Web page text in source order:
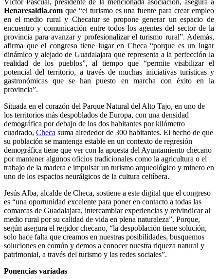
Henaresaldia.com que “el turismo es una fuente para crear empleo
en el medio rural y Checatur se propone generar un espacio de
encuentro y comunicación entre todos los agentes del sector de la
provincia para avanzar y profesionalizar el turismo rural”. Además,
afirma que el congreso tiene lugar en Checa “porque es un lugar
dinámico y alejado de Guadalajara que representa a la perfección la
realidad de los pueblos”, al tiempo que “permite visibilizar el
potencial del territorio, a través de muchas iniciativas turísticas y
gastronómicas que se han puesto en marcha con éxito en la
provincia”.
Situada en el corazón del Parque Natural del Alto Tajo, en uno de
los territorios más despoblados de Europa, con una densidad
demográfica por debajo de los dos habitantes por kilómetro
cuadrado, Checa suma alrededor de 300 habitantes. El hecho de que
su población se mantenga estable en un contexto de regresión
demográfica tiene que ver con la apuesta del Ayuntamiento checano
por mantener algunos oficios tradicionales como la agricultura o el
trabajo de la madera e impulsar un turismo arqueológico y minero en
uno de los espacios neurálgicos de la cultura celtíbera.
Jesús Alba, alcalde de Checa, sostiene a este digital que el congreso
es “una oportunidad excelente para poner en contacto a todas las
comarcas de Guadalajara, intercambiar experiencias y reivindicar al
medio rural por su calidad de vida en plena naturaleza”. Porque,
según asegura el regidor checano, “la despoblación tiene solución,
solo hace falta que creamos en nuestras posibilidades, busquemos
soluciones en común y demos a conocer nuestra riqueza natural y
patrimonial, a través del turismo y las redes sociales”.
Ponencias variadas